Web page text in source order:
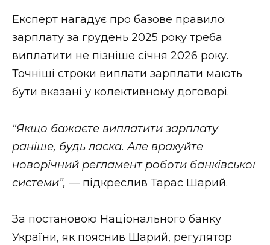
Експерт нагадує про базове правило:
зарплату за грудень 2025 року треба
виплатити не пізніше січня 2026 року.
Точніші строки виплати зарплати мають
бути вказані у колективному договорі.
“Якщо бажаєте виплатити зарплату
раніше, будь ласка. Але врахуйте
новорічний регламент роботи банківської
системи”, — підкреслив Тарас Шарий.
За постановою Національного банку
України, як пояснив Шарий, регулятор